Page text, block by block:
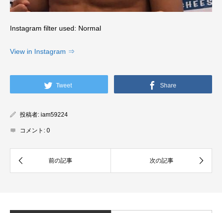
Instagram filter used: Normal
View in Instagram ⇒
Tweet Share
投稿者: iam59224
コメント: 0